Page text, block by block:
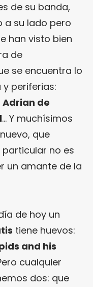
de su banda,
a su lado pero
han visto bien
de
se encuentra lo
periferias:
Adrian de
… Y muchísimos
que
no es
un amante de la
de hoy un
tiene huevos:
and his
cualquier
dos: que